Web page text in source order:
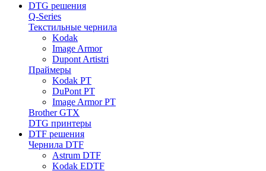
DTG решения
Q-Series
Текстильные чернила
Kodak
Image Armor
Dupont Artistri
Праймеры
Kodak PT
DuPont PT
Image Armor PT
Brother GTX
DTG принтеры
DTF решения
Чернила DTF
Astrum DTF
Kodak EDTF